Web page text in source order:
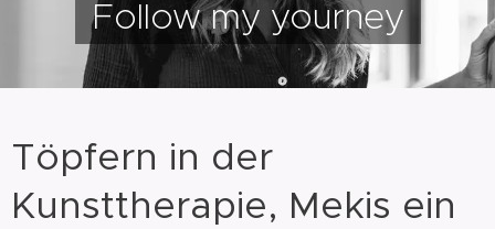
Follow my yourney
Töpfern in der
Kunsttherapie, Mekis ein